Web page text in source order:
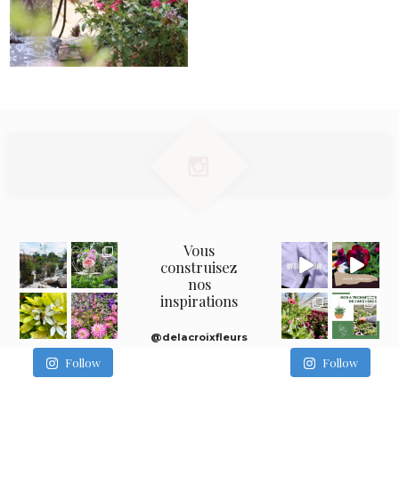
Follow
Vous
construisez
nos
inspirations
@delacroixfleurs
Follow